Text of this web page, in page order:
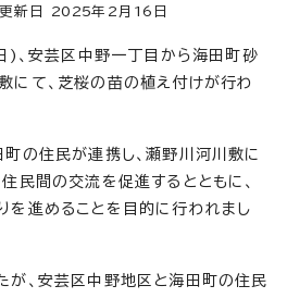
日 2025年2月 16 日
安芸区中野一丁目から海田町砂
にて、芝桜の苗の植え付けが行わ
町の住民が連携し、瀬野川河川敷に
民間の交流を促進するとともに、
を進めることを目的に行われまし
が、安芸区中野地区と海田町の住民